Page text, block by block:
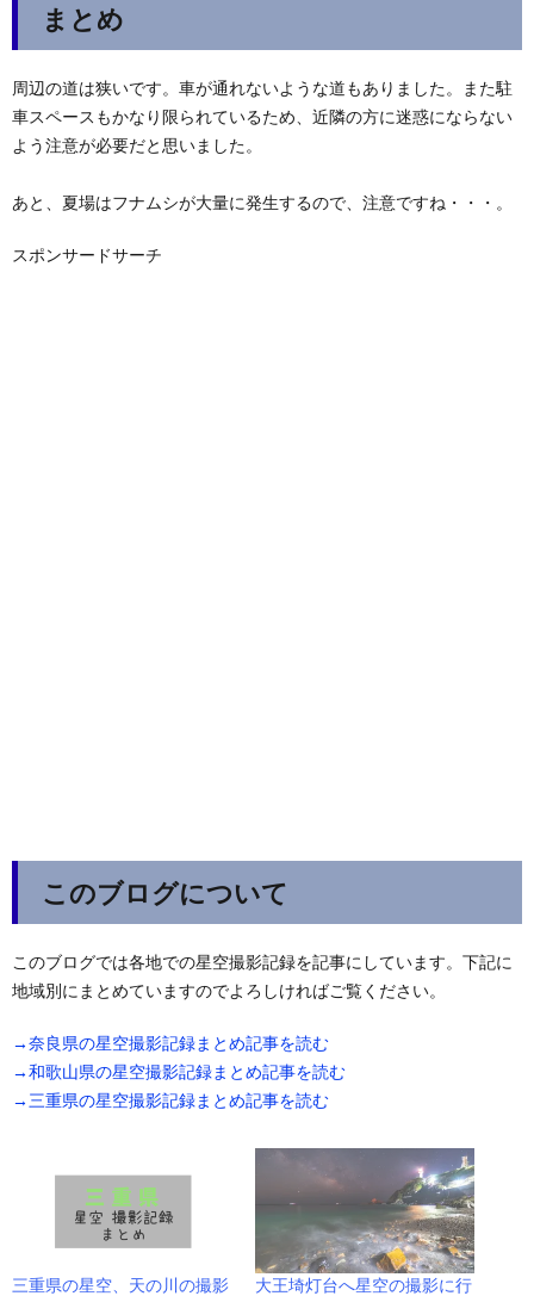
まとめ
周辺の道は狭いです。車が通れないような道もありました。また駐
車スペースもかなり限られているため、近隣の方に迷惑にならない
よう注意が必要だと思いました。
あと、夏場はフナムシが大量に発生するので、注意ですね・・・。
スポンサードサーチ
このブログについて
このブログでは各地での星空撮影記録を記事にしています。下記に
地域別にまとめていますのでよろしければご覧ください。
→奈良県の星空撮影記録まとめ記事を読む
→和歌山県の星空撮影記録まとめ記事を読む
→三重県の星空撮影記録まとめ記事を読む
三重県の星空、天の川の撮影 大王埼灯台へ星空の撮影に行